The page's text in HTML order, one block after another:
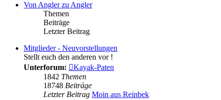
Von Angler zu Angler
Themen
Beiträge
Letzter Beitrag
Mitglieder - Neuvorstellungen
Stellt euch den anderen vor !
Unterforum:
Kayak-Paten
1842 Themen
18748 Beiträge
Letzter Beitrag Moin aus Reinbek